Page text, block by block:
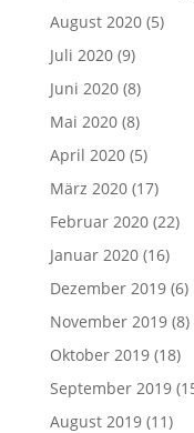
August 2020(5)
Juli 2020(9)
Juni 2020(8)
Mai 2020(8)
April 2020(5)
März 2020(17)
Februar 2020(22)
Januar 2020(16)
Dezember 2019(6)
November 2019(8)
Oktober 2019(18)
September 2019
August 2019(11)